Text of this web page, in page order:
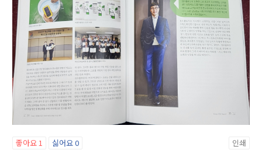
좋아요1 싫어요0 인쇄